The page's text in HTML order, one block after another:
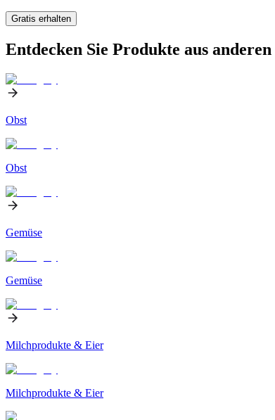
Gratis erhalten
Entdecken Sie Produkte aus
Obst
Obst
Gemüse
Gemüse
Milchprodukte & Eier
Milchprodukte & Eier